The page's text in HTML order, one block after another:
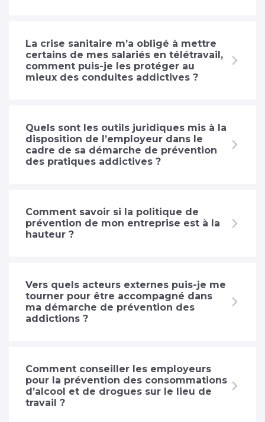
La crise sanitaire m’a obligé à mettre
certains de mes salariés en télétravail,
comment puis-je les protéger au
mieux des conduites addictives ?
Quels sont les outils juridiques mis à la
disposition de l’employeur dans le
cadre de sa démarche de prévention
des pratiques addictives ?
Comment savoir si la politique de
prévention de mon entreprise est à la
hauteur ?
Vers quels acteurs externes puis-je me
tourner pour être accompagné dans
ma démarche de prévention des
addictions ?
Comment conseiller les employeurs
pour la prévention des consommations
d’alcool et de drogues sur le lieu de
travail ?